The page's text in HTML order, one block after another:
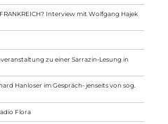
FRANKREICH? Interview mit Wolfgang Hajek
zu einer Sarrazin-Lesung in
Hanloser im Gespräch- jenseits von sog.
Flora